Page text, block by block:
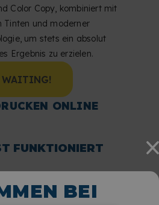
BEI
Color Copy, kombiniert mit
Tinten und moderner
um stets ein absolut
Ergebnis zu erzielen.
WAITING!
ONLINE
FUNKTIONIERT